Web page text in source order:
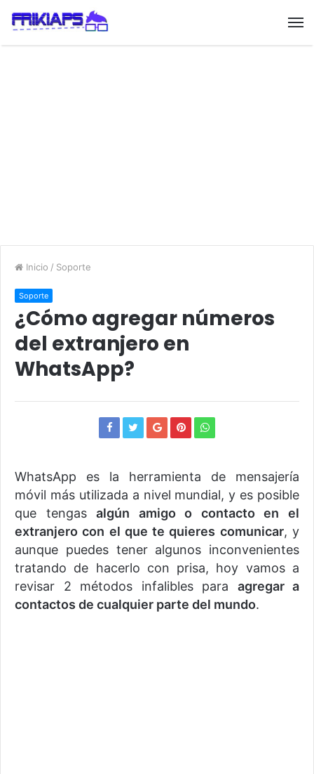
Inicio / Soporte
Soporte
¿Cómo agregar números
del extranjero en
WhatsApp?
WhatsApp es la herramienta de mensajería
móvil más utilizada a nivel mundial, y es posible
que tengasalgún amigo o contacto en el
extranjero con el que te quieres comunicar, y
aunque puedes tener algunos inconvenientes
tratando de hacerlo con prisa, hoy vamos a
revisar 2 métodos infalibles para agregar a
contactos de cualquier parte del mundo.